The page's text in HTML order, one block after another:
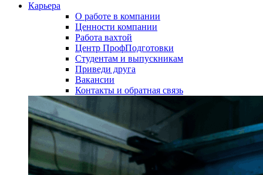
Карьера
О работе в компании
Ценности компании
Работа вахтой
Центр ПрофПодготовки
Студентам и выпускникам
Приведи друга
Вакансии
Контакты и обратная связь